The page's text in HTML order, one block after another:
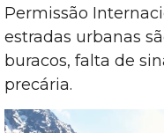
Permissão
estradas urbanas
buracos, falta de
precária.